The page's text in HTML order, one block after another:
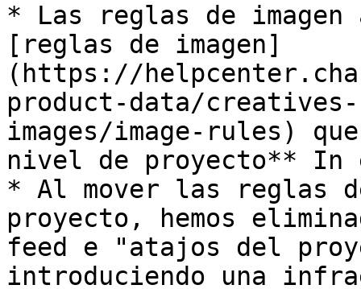
* Las reglas de
[reglas de imagen]
(https://
product-data/
images/image-rules)
nivel de proyecto** In
* Al mover las reglas
proyecto, hemos
feed e "atajos del
introduciendo una